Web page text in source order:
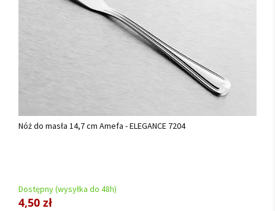
Nóż do masła 14,7 cm Amefa - ELEGANCE 7204
Dostępny (wysyłka do 48h)
4,50 zł